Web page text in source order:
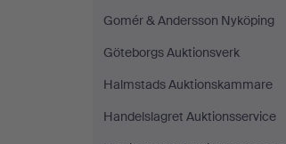
Gomér & Andersson Nyköping
Göteborgs Auktionsverk
Halmstads Auktionskammare
Handelslagret Auktionsservice